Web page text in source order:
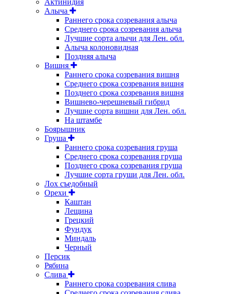
Алыча
Раннего срока созревания алыча
Среднего срока созревания алыча
Лучшие сорта алычи для Лен. обл.
Алыча колоновидная
Поздняя алыча
Вишня
Раннего срока созревания вишня
Среднего срока созревания вишня
Позднего срока созревания вишня
Вишнево-черешневый гибрид
Лучшие сорта вишни для Лен. обл.
На штамбе
Боярышник
Груша
Раннего срока созревания груша
Среднего срока созревания груша
Позднего срока созревания груша
Лучшие сорта груши для Лен. обл.
Лох съедобный
Орехи
Каштан
Лещина
Грецкий
Фундук
Миндаль
Черный
Персик
Рябина
Слива
Раннего срока созревания слива